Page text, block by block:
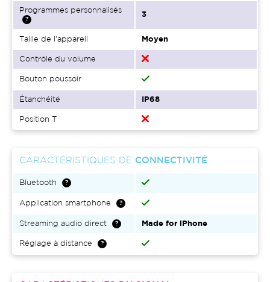
Programmes personnalisés
3
Taille de l'appareil Moyen
Contrôle du volume
Bouton poussoir
Étanchéité IP68
Position T
CARACTÉRISTIQUES DE CONNECTIVITÉ
Bluetooth
Application smartphone
Streaming audio direct Made for iPhone
Réglage à distance